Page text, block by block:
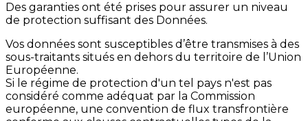
Des garanties ont été prises pour assurer un niveau
de protection suffisant des Données.
Vos données sont susceptibles d’être transmises à des
sous-traitants situés en dehors du territoire de l’Union
Européenne.
Si le régime de protection d'un tel pays n'est pas
considéré comme adéquat par la Commission
européenne, une convention de flux transfrontière